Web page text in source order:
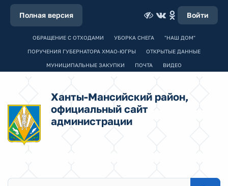
Полная версия Войти
ОБРАЩЕНИЕ С ОТХОДАМИ УБОРКА СНЕГА "НАШ ДОМ"
ПОРУЧЕНИЯ ГУБЕРНАТОРА ХМАО-ЮГРЫ ОТКРЫТЫЕ ДАННЫЕ
МУНИЦИПАЛЬНЫЕ ЗАКУПКИ ПОЧТА ВИДЕО
Ханты-Мансийский район,
официальный сайт
администрации